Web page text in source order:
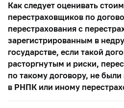
Как следует оценивать
перестраховщиков по
перестрахования с
зарегистрированным в
государстве, если такой
расторгнутым и риски,
по такому договору, не
в РНПК или иному